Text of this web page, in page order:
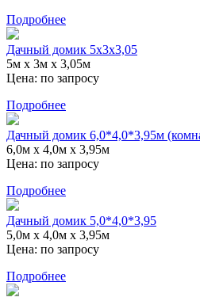
Подробнее
Дачный домик 5x3x3,05
5м x 3м x 3,05м
Цена: по запросу
Подробнее
Дачный домик 6,0*4,0*3,95м
6,0м х 4,0м х 3,95м
Цена: по запросу
Подробнее
Дачный домик 5,0*4,0*3,95
5,0м х 4,0м х 3,95м
Цена: по запросу
Подробнее